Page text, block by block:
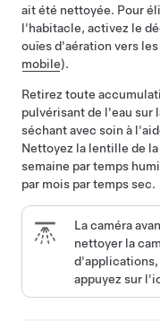
ait été nettoyée. Pour
l'habitacle, activez le
ouïes d'aération vers
mobile).
Retirez toute
pulvérisant de l'eau sur
séchant avec soin à
Nettoyez la lentille de
semaine par temps
par mois par temps sec.
La caméra
nettoyer la
appuyez sur